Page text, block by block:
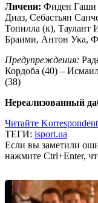
Личени: Фиден Гаши
Диаз, Себастьян
Топилла (к),
Браими, Антон Ука,
Предупреждения:
Кордоба (40) –
(38)
Нереализованный
Читайте
ТЕГИ: isport.ua
Если вы заметили
нажмите Ctrl+Enter,